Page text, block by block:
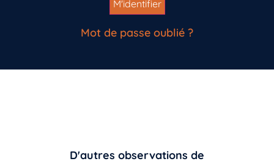
Mot de passe oublié ?
D'autres observations de